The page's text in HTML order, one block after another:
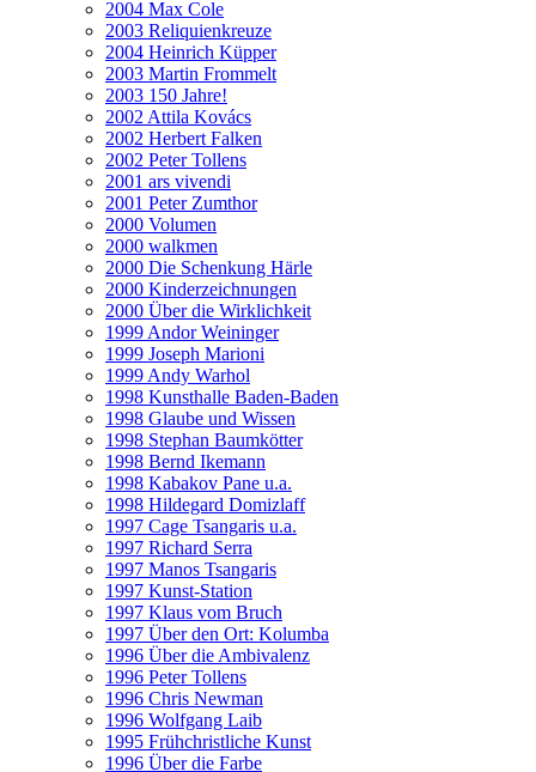
2004 Max Cole
2003 Reliquienkreuze
2004 Heinrich Küpper
2003 Martin Frommelt
2003 150 Jahre!
2002 Attila Kovács
2002 Herbert Falken
2002 Peter Tollens
2001 ars vivendi
2001 Peter Zumthor
2000 Volumen
2000 walkmen
2000 Die Schenkung Härle
2000 Kinderzeichnungen
2000 Über die Wirklichkeit
1999 Andor Weininger
1999 Joseph Marioni
1999 Andy Warhol
1998 Kunsthalle Baden-Baden
1998 Glaube und Wissen
1998 Stephan Baumkötter
1998 Bernd Ikemann
1998 Kabakov Pane u.a.
1998 Hildegard Domizlaff
1997 Cage Tsangaris u.a.
1997 Richard Serra
1997 Manos Tsangaris
1997 Kunst-Station
1997 Klaus vom Bruch
1997 Über den Ort: Kolumba
1996 Über die Ambivalenz
1996 Peter Tollens
1996 Chris Newman
1996 Wolfgang Laib
1995 Frühchristliche Kunst
1996 Über die Farbe